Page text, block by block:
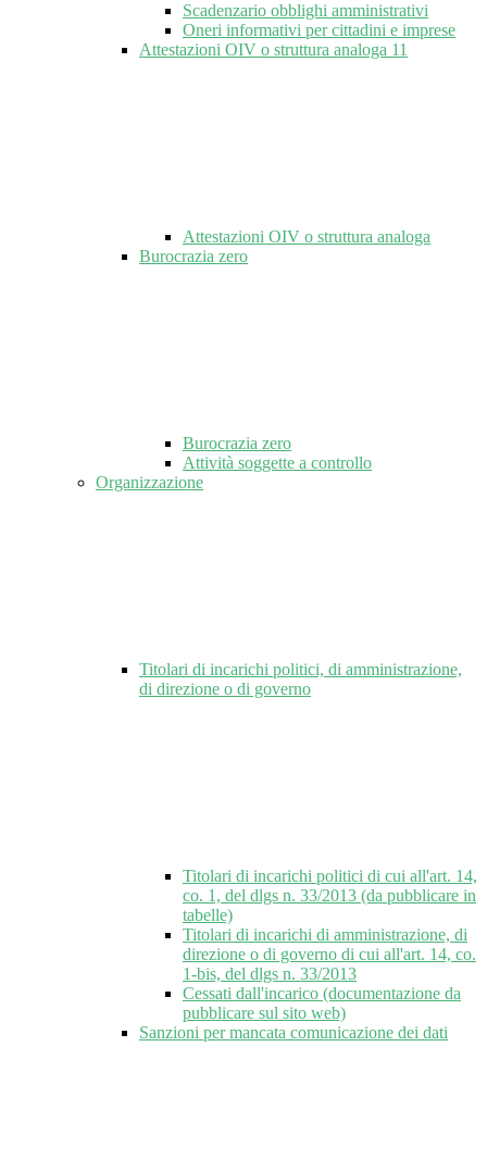
Scadenzario obblighi amministrativi
Oneri informativi per cittadini e imprese
Attestazioni OIV o struttura analoga 11
Attestazioni OIV o struttura analoga
Burocrazia zero
Burocrazia zero
Attività soggette a controllo
Organizzazione
Titolari di incarichi politici, di amministrazione,
di direzione o di governo
Titolari di incarichi politici di cui all'art. 14,
co. 1, del dlgs n. 33/2013 (da pubblicare in
tabelle)
Titolari di incarichi di amministrazione, di
direzione o di governo di cui all'art. 14, co.
1-bis, del dlgs n. 33/2013
Cessati dall'incarico (documentazione da
pubblicare sul sito web)
Sanzioni per mancata comunicazione dei dati